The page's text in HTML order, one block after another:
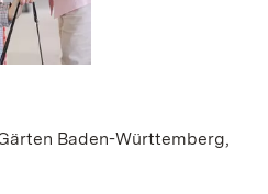
Baden-Württemberg,